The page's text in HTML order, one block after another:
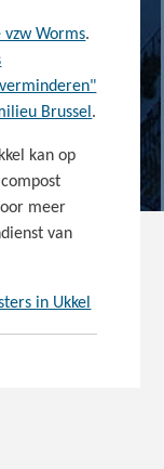
vzw Worms.
Brussel .
kan op
meer
van
in Ukkel